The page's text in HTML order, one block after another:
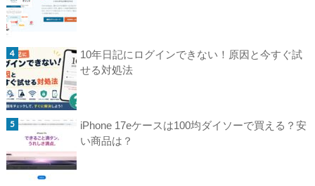
10年日記にログインできない！原因と今すぐ試
せる対処法
iPhone 17eケースは100均ダイソーで買える？安
い商品は？